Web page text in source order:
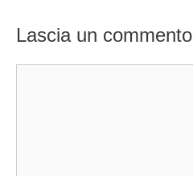
Lascia un commento